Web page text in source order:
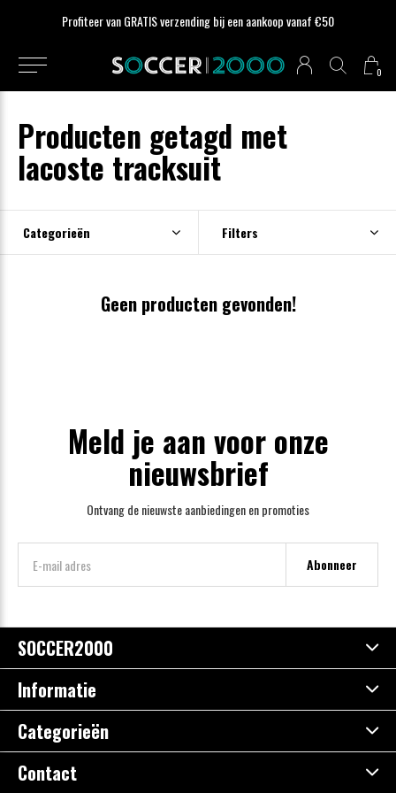
0
Profiteer van GRATIS verzending bij een aankoop vanaf €50
Producten getagd met
lacoste tracksuit
Categorieën Filters
Geen producten gevonden!
Meld je aan voor onze
nieuwsbrief
Ontvang de nieuwste aanbiedingen en promoties
Abonneer
SOCCER2000
Informatie
Categorieën
Contact